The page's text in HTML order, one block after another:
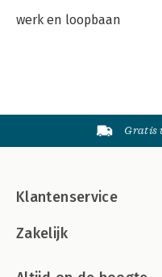
werk en loopbaan
Gratis
Klantenservice
Zakelijk